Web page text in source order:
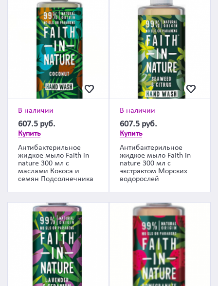
В наличии
607.5 руб.
Купить
Антибактерильное
жидкое мыло Faith in
nature 300 мл с
маслами Кокоса и
семян Подсолнечника
В наличии
607.5 руб.
Купить
Антибактерильное
жидкое мыло Faith in
nature 300 мл с
экстрактом Морских
водорослей